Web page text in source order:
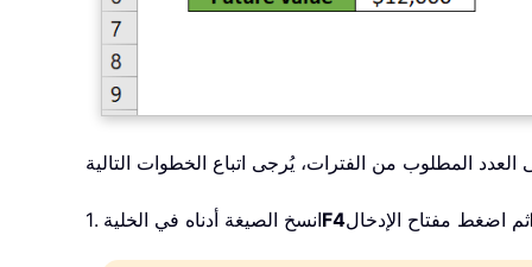
1. انسخ الصيغة أدناه في الخليةF4ثم اضغط مفتاح الإدخال